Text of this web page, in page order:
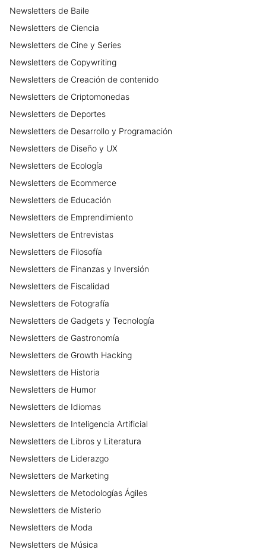
Newsletters de Baile
Newsletters de Ciencia
Newsletters de Cine y Series
Newsletters de Copywriting
Newsletters de Creación de contenido
Newsletters de Criptomonedas
Newsletters de Deportes
Newsletters de Desarrollo y Programación
Newsletters de Diseño y UX
Newsletters de Ecología
Newsletters de Ecommerce
Newsletters de Educación
Newsletters de Emprendimiento
Newsletters de Entrevistas
Newsletters de Filosofía
Newsletters de Finanzas y Inversión
Newsletters de Fiscalidad
Newsletters de Fotografía
Newsletters de Gadgets y Tecnología
Newsletters de Gastronomía
Newsletters de Growth Hacking
Newsletters de Historia
Newsletters de Humor
Newsletters de Idiomas
Newsletters de Inteligencia Artificial
Newsletters de Libros y Literatura
Newsletters de Liderazgo
Newsletters de Marketing
Newsletters de Metodologías Ágiles
Newsletters de Misterio
Newsletters de Moda
Newsletters de Música